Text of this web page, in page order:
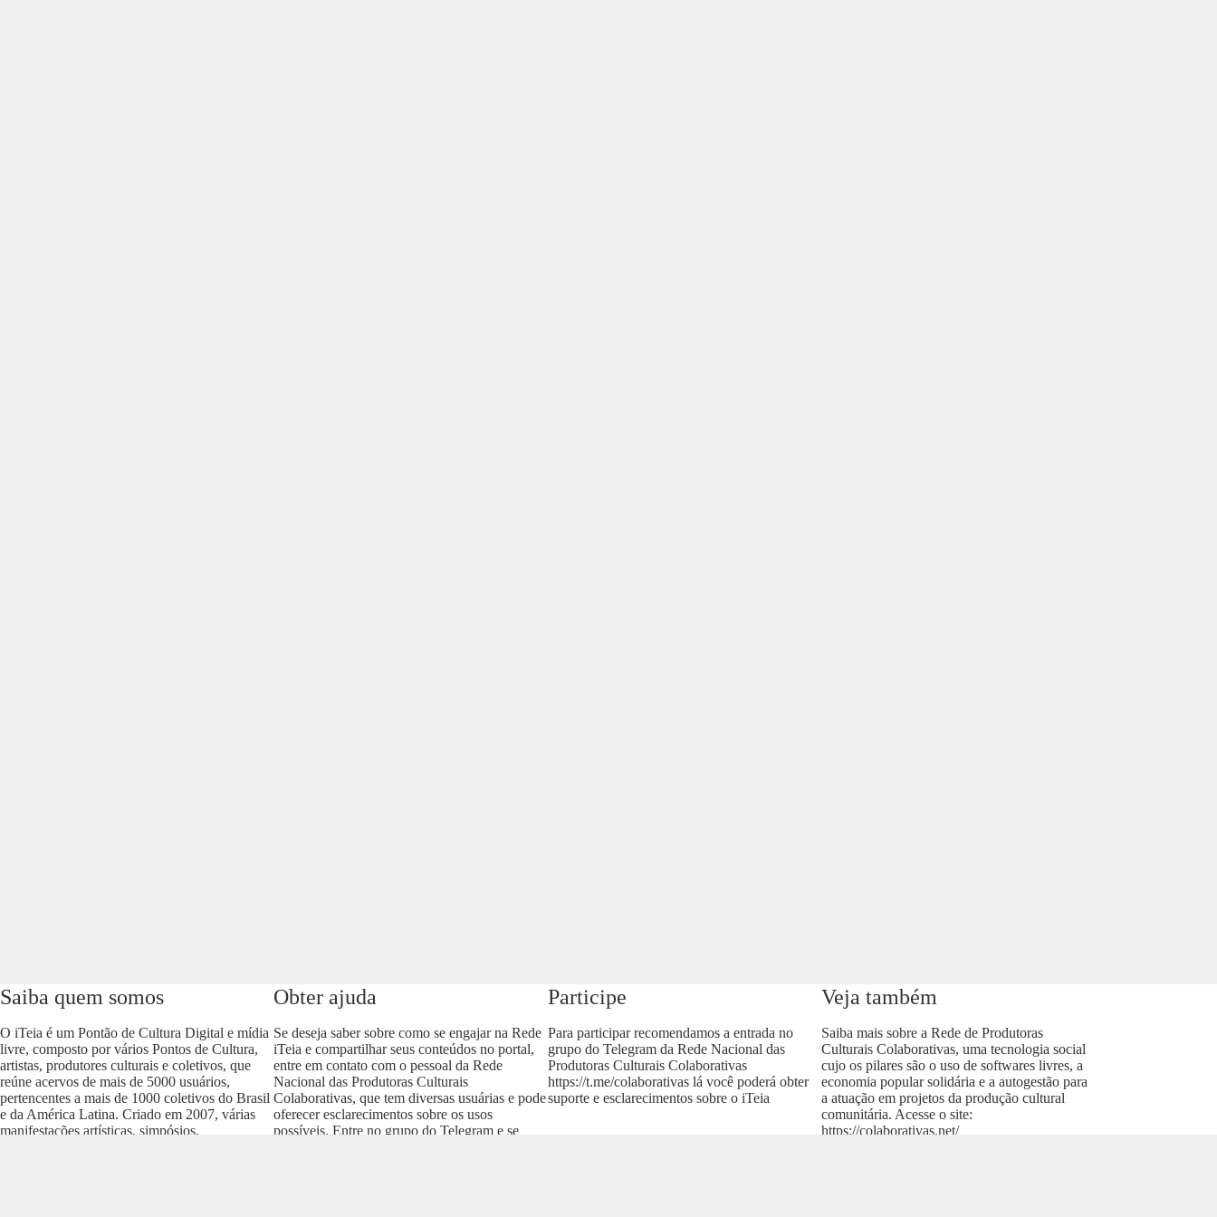
Saiba quem somos
O iTeia é um Pontão de Cultura Digital e mídia
livre, composto por vários Pontos de Cultura,
artistas, produtores culturais e coletivos, que
reúne acervos de mais de 5000 usuários,
pertencentes a mais de 1000 coletivos do Brasil
e da América Latina. Criado em 2007, várias
manifestações artísticas, simpósios,
Obter ajuda
Se deseja saber sobre como se engajar na Rede
iTeia e compartilhar seus conteúdos no portal,
entre em contato com o pessoal da Rede
Nacional das Produtoras Culturais
Colaborativas, que tem diversas usuárias e pode
oferecer esclarecimentos sobre os usos
possíveis. Entre no grupo do Telegram e se
Participe
Para participar recomendamos a entrada no
grupo do Telegram da Rede Nacional das
Produtoras Culturais Colaborativas
https://t.me/colaborativaslá você poderá obter
suporte e esclarecimentos sobre o iTeia
Veja também
Saiba mais sobre a Rede de Produtoras
Culturais Colaborativas, uma tecnologia social
cujo os pilares são o uso de softwares livres, a
economia popular solidária e a autogestão para
a atuação em projetos da produção cultural
comunitária. Acesse o site:
https://colaborativas.net/